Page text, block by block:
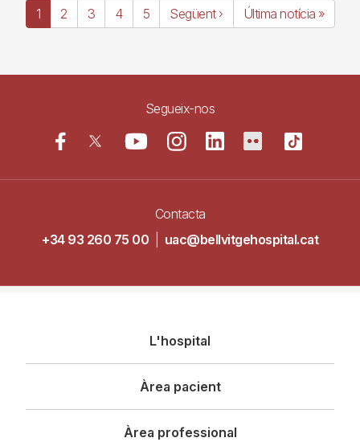
Pàgina
actual
1 Page
2 Page
3 Page
4 Page
5
Pàgina
següent
Següent ›
Última
pàgina
Última notícia »
Segueix-nos
Contacta
+34 93 260 75 00
uac@bellvitgehospital.cat
principal
L'hospital
Àrea pacient
Àrea professional